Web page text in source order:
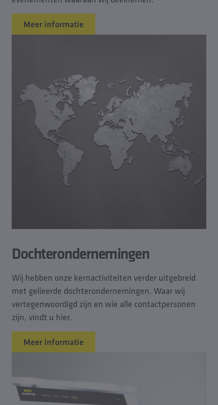
Meer informatie
Dochterondernemingen
Wij hebben onze kernactiviteiten verder uitgebreid
met gelieerde dochterondernemingen. Waar wij
vertegenwoordigd zijn en wie alle contactpersonen
zijn, vindt u hier.
Meer informatie